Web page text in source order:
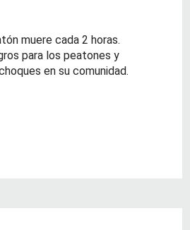
muere cada 2 horas.
para los peatones y
en su comunidad.